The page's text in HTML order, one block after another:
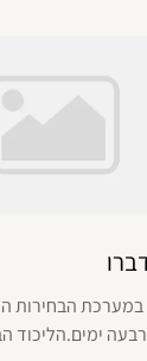
במערכת
ימים.הליכוד